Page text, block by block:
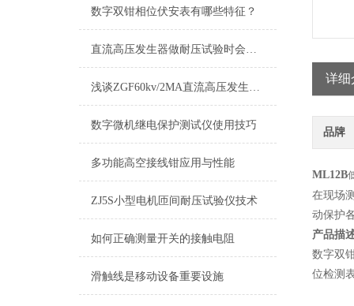
数字双钳相位伏安表有哪些特征？
直流高压发生器做耐压试验时会出现什么问题
浅谈ZGF60kv/2MA直流高压发生器操作使用
数字微机继电保护测试仪使用技巧
多功能高空接线钳应用与性能
ZJ5S小型电机匝间耐压试验仪技术
如何正确测量开关的接触电阻
滑触线是移动设备重要设施
详细
品牌
ML12B
在现场
动保护
产品描
数字双
位检测